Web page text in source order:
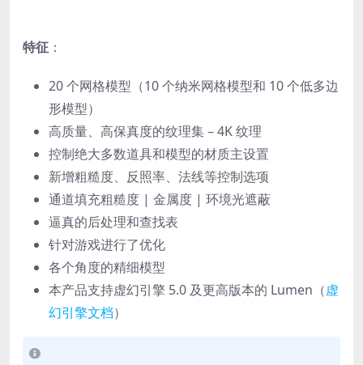
特征 ：
20 个网格模型（10 个纳米网格模型和 10 个低多边
形模型）
高质量、高保真度的纹理集 – 4K 纹理
控制绝大多数道具和模型的材质主设置
新增粗糙度、反照率、法线等控制选项
通道填充粗糙度 | 金属度 | 环境光遮蔽
逼真的后处理和查找表
针对游戏进行了优化
各个角度的精细模型
本产品支持虚幻引擎 5.0 及更高版本的 Lumen（虚
幻引擎文档）